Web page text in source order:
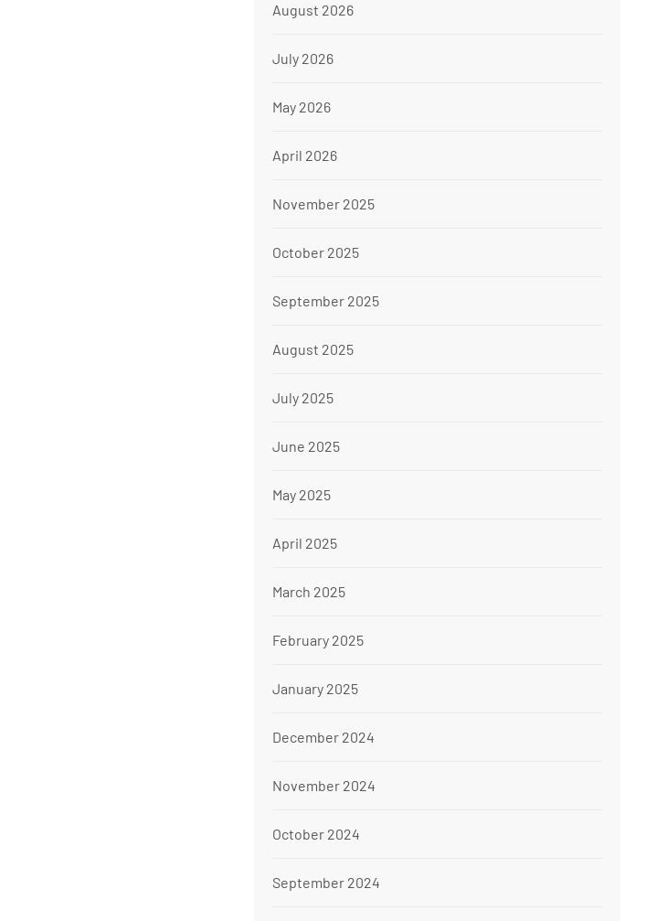
August 2026
July 2026
May 2026
April 2026
November 2025
October 2025
September 2025
August 2025
July 2025
June 2025
May 2025
April 2025
March 2025
February 2025
January 2025
December 2024
November 2024
October 2024
September 2024